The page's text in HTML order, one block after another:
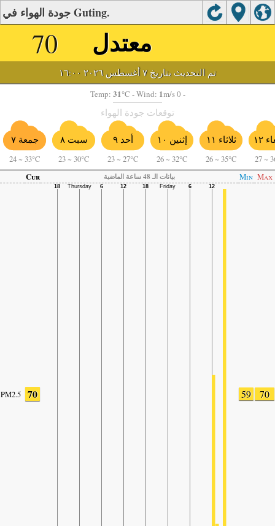
جودة الهواء في Guting.
70 معتدل
تم التحديث بتاريخ ٧ أغسطس ٢٠٢٦ ١٦:٠٠
Temp: 31°C - Wind: 1m/s 0 -
توقعات جودة الهواء
جمعة ٧
24 ~ 33°C
سبت ٨
23 ~ 30°C
أحد ٩
23 ~ 27°C
إثنين ١٠
26 ~ 32°C
ثلاثاء ١١
26 ~ 35°C
١٢
27 ~
Cur
بيانات الـ 48 ساعة الماضية Min Max
PM2.5 70 59 70